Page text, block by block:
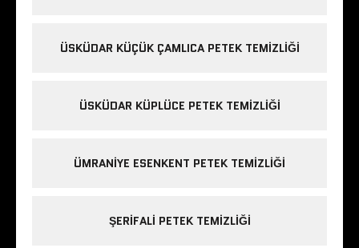
ÜSKÜDAR KÜÇÜK ÇAMLICA PETEK TEMIZLIĞI
ÜSKÜDAR KÜPLÜCE PETEK TEMIZLIĞI
ÜMRANIYE ESENKENT PETEK TEMIZLIĞI
ŞERIFALI PETEK TEMIZLIĞI